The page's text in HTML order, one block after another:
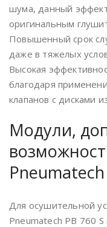
шума, данный эффект
оригинальным
Повышенный срок
даже в тяжелых
Высокая
благодаря
клапанов с дисками
Модули,
Для осушительной
Pneumatech PB 760